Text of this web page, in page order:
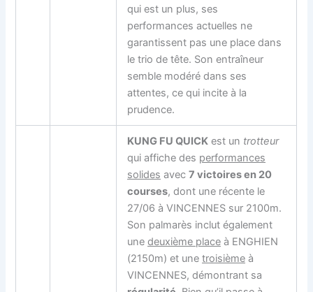
qui est un plus, ses
performances actuelles ne
garantissent pas une place dans
le trio de tête. Son entraîneur
semble modéré dans ses
attentes, ce qui incite à la
prudence.
KUNG FU QUICK est un trotteur
qui affiche des performances
solides avec7 victoires en 20
courses, dont une récente le
27/06 à VINCENNES sur 2100m.
Son palmarès inclut également
unedeuxième place à ENGHIEN
(2150m) et unetroisième à
VINCENNES, démontrant sa